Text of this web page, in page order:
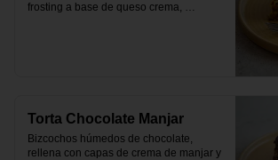
frosting a base de queso crema,
Torta Chocolate Manjar
Bizcochos húmedos de chocolate,
rellena con capas de crema de manjar y